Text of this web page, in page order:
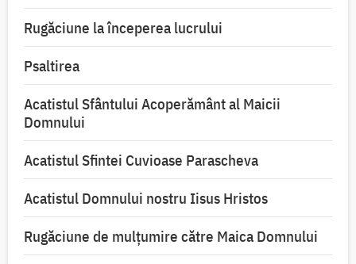
Rugăciune la începerea lucrului
Psaltirea
Acatistul Sfântului Acoperământ al Maicii
Domnului
Acatistul Sfintei Cuvioase Parascheva
Acatistul Domnului nostru Iisus Hristos
Rugăciune de mulţumire către Maica Domnului